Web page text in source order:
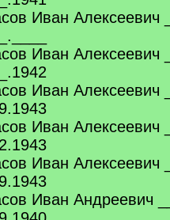
Иван Алексеевич
Иван Алексеевич
Иван Алексеевич
Иван Алексеевич
Иван Алексеевич
Иван Андреевич